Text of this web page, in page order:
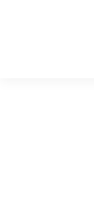
Napi Korupsi di Sultra